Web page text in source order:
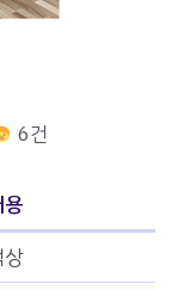
6건
용
상